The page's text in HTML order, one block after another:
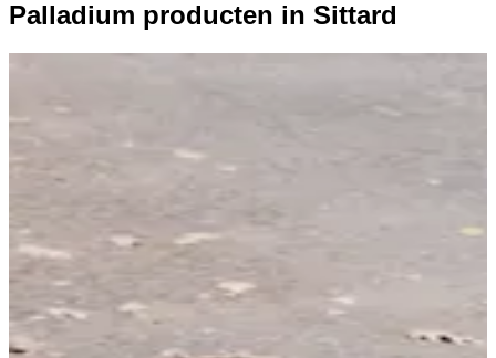
Palladium producten in Sittard